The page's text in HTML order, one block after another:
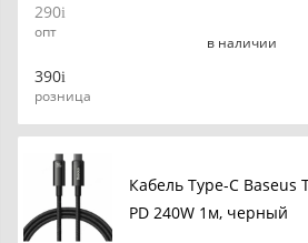
290
опт
390
розница
в наличии
Кабель Type-C Baseus
PD 240W 1м, черный